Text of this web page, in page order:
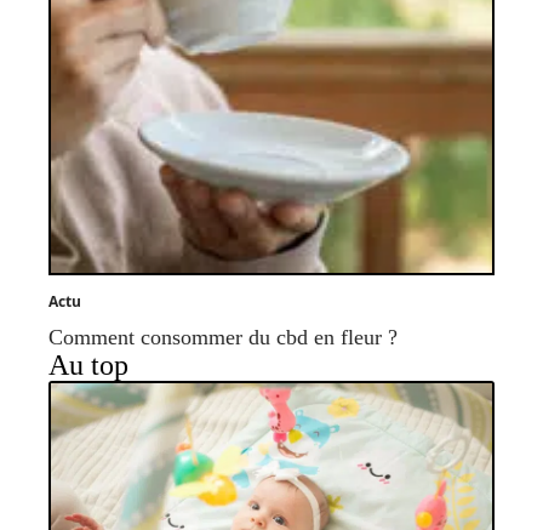
Actu
Comment consommer du cbd en fleur ?
Au top